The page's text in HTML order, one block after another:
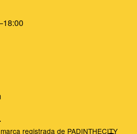
registrada de PADINTHECITY